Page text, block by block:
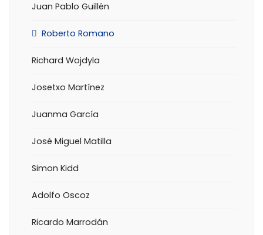
Juan Pablo Guillén
Roberto Romano
Richard Wojdyla
Josetxo Martínez
Juanma García
José Miguel Matilla
Simon Kidd
Adolfo Oscoz
Ricardo Marrodán